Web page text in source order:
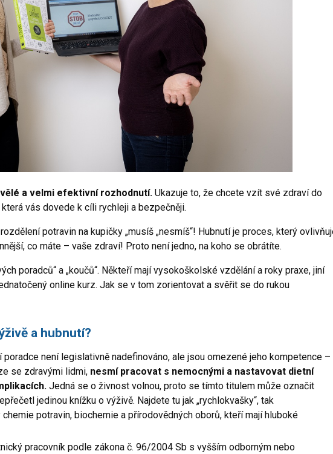
a velmi efektivní rozhodnutí. Ukazuje to, že chcete vzít své zdraví do
vás dovede k cíli rychleji a bezpečněji.
potravin na kupičky „musíš „nesmíš“! Hubnutí je proces, který
co máte – vaše zdraví! Proto není jedno, na koho se obrátíte.
poradců“ a „koučů“. Někteří mají vysokoškolské vzdělání a roky praxe, jiní
online kurz. Jak se v tom zorientovat a svěřit se do rukou
a hubnutí?
poradce není legislativně nadefinováno, ale jsou omezené jeho kompetence –
se zdravými lidmi, nesmí pracovat s nemocnými a nastavovat dietní
Jedná se o živnost volnou, proto se tímto titulem může označit
jedinou knížku o výživě. Najdete tu jak „rychlokvašky“, tak
potravin, biochemie a přírodovědných oborů, kteří mají hluboké
pracovník podle zákona č. 96/2004 Sb s vyšším odborným nebo